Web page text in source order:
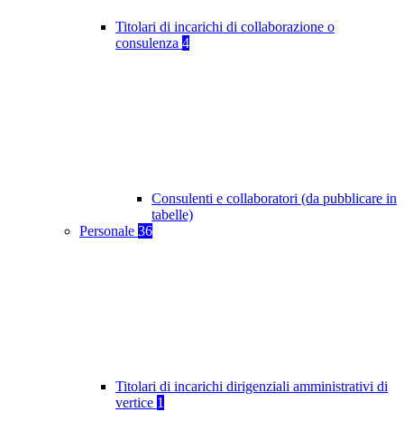
Titolari di incarichi di collaborazione o
consulenza 4
Consulenti e collaboratori (da pubblicare in
tabelle)
Personale 36
Titolari di incarichi dirigenziali amministrativi di
vertice 1